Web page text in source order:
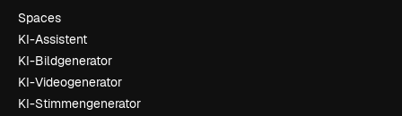
Spaces
KI-Assistent
KI-Bildgenerator
KI-Videogenerator
KI-Stimmengenerator